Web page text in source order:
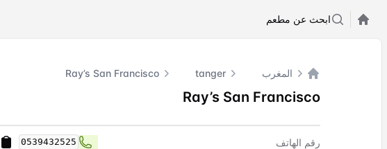
ابحث عن مطعم
الصفحة الرئيسية
المغرب tanger
Ray’s San Francisco
Ray’s San Francisco
اتصل بنا
رقم الهاتف 0539432525